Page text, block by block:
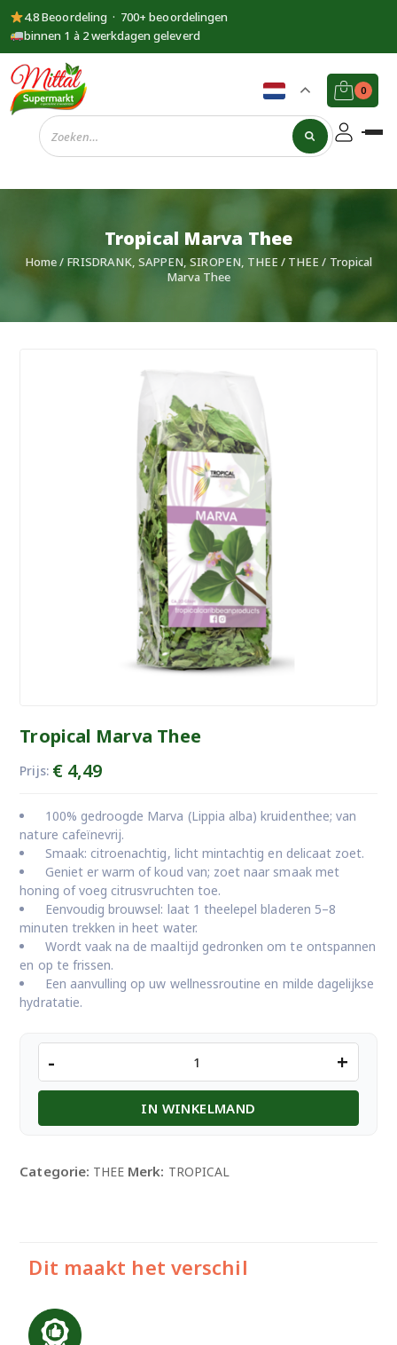
4.8 Beoordeling · 700+ beoordelingen
binnen 1 à 2 werkdagen geleverd
Supermarkt
Mittal
0
Tropical Marva Thee
Home/ FRISDRANK, SAPPEN, SIROPEN, THEE / THEE / Tropical
Marva Thee
Tropical Marva Thee
Prijs: €4,49
100% gedroogde Marva (Lippia alba) kruidenthee; van
nature cafeïnevrij.
Smaak: citroenachtig, licht mintachtig en delicaat zoet.
Geniet er warm of koud van; zoet naar smaak met
honing of voeg citrusvruchten toe.
Eenvoudig brouwsel: laat 1 theelepel bladeren 5–8
minuten trekken in heet water.
Wordt vaak na de maaltijd gedronken om te ontspannen
en op te frissen.
Een aanvulling op uw wellnessroutine en milde dagelijkse
hydratatie.
Marva
Thee
- +
IN WINKELMAND
Categorie: THEE Merk: TROPICAL
Dit maakt het verschil